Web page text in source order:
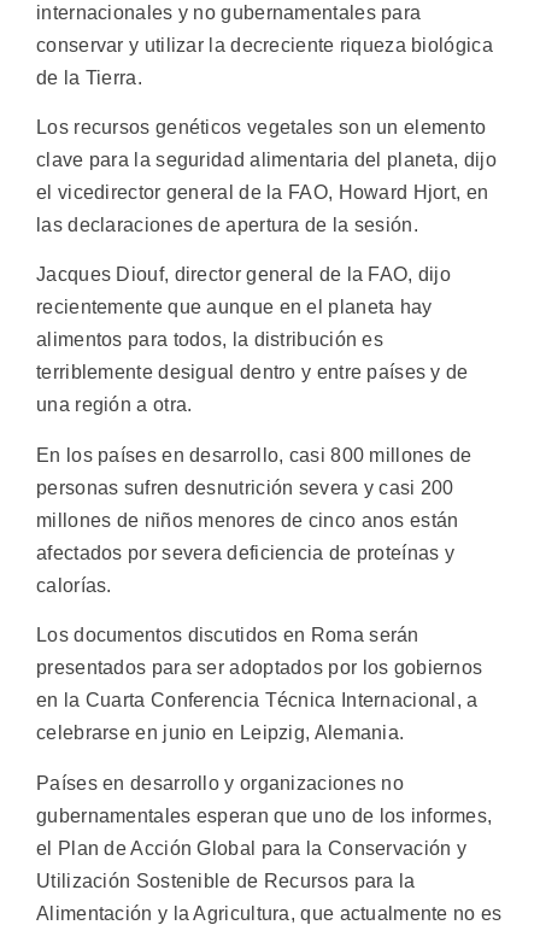
internacionales y no gubernamentales para
conservar y utilizar la decreciente riqueza biológica
de la Tierra.
Los recursos genéticos vegetales son un elemento
clave para la seguridad alimentaria del planeta, dijo
el vicedirector general de la FAO, Howard Hjort, en
las declaraciones de apertura de la sesión.
Jacques Diouf, director general de la FAO, dijo
recientemente que aunque en el planeta hay
alimentos para todos, la distribución es
terriblemente desigual dentro y entre países y de
una región a otra.
En los países en desarrollo, casi 800 millones de
personas sufren desnutrición severa y casi 200
millones de niños menores de cinco anos están
afectados por severa deficiencia de proteínas y
calorías.
Los documentos discutidos en Roma serán
presentados para ser adoptados por los gobiernos
en la Cuarta Conferencia Técnica Internacional, a
celebrarse en junio en Leipzig, Alemania.
Países en desarrollo y organizaciones no
gubernamentales esperan que uno de los informes,
el Plan de Acción Global para la Conservación y
Utilización Sostenible de Recursos para la
Alimentación y la Agricultura, que actualmente no es